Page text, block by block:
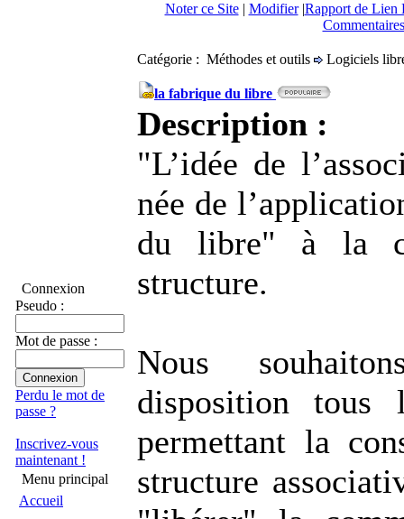
Connexion
Pseudo :
Mot de passe :
Perdu le mot de
passe ?
Inscrivez-vous
maintenant !
Menu principal
Accueil
Noter ce Site| Modifier|Rapport de Lien
Catégorie : Méthodes et outils Logiciels
la fabrique du libre
Description :
"L’idée de
née de
du libre" à la
structure.
Nous
disposition tous
permettant la
structure